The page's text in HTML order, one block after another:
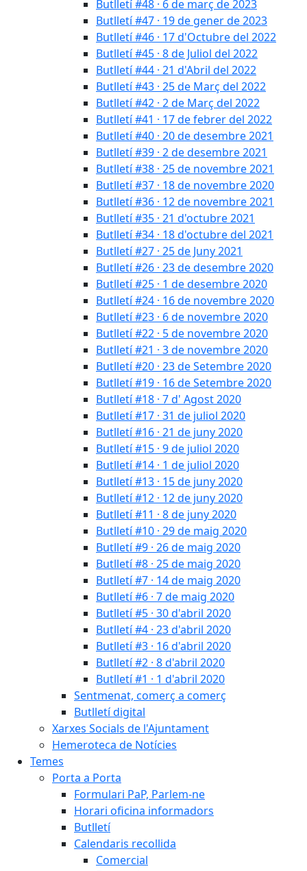
Butlletí #48 · 6 de març de 2023
Butlletí #47 · 19 de gener de 2023
Butlletí #46 · 17 d'Octubre del 2022
Butlletí #45 · 8 de Juliol del 2022
Butlletí #44 · 21 d'Abril del 2022
Butlletí #43 · 25 de Març del 2022
Butlletí #42 · 2 de Març del 2022
Butlletí #41 · 17 de febrer del 2022
Butlletí #40 · 20 de desembre 2021
Butlletí #39 · 2 de desembre 2021
Butlletí #38 · 25 de novembre 2021
Butlletí #37 · 18 de novembre 2020
Butlletí #36 · 12 de novembre 2021
Butlletí #35 · 21 d'octubre 2021
Butlletí #34 · 18 d'octubre del 2021
Butlletí #27 · 25 de Juny 2021
Butlletí #26 · 23 de desembre 2020
Butlletí #25 · 1 de desembre 2020
Butlletí #24 · 16 de novembre 2020
Butlletí #23 · 6 de novembre 2020
Butlletí #22 · 5 de novembre 2020
Butlletí #21 · 3 de novembre 2020
Butlletí #20 · 23 de Setembre 2020
Butlletí #19 · 16 de Setembre 2020
Butlletí #18 · 7 d' Agost 2020
Butlletí #17 · 31 de juliol 2020
Butlletí #16 · 21 de juny 2020
Butlletí #15 · 9 de juliol 2020
Butlletí #14 · 1 de juliol 2020
Butlletí #13 · 15 de juny 2020
Butlletí #12 · 12 de juny 2020
Butlletí #11 · 8 de juny 2020
Butlletí #10 · 29 de maig 2020
Butlletí #9 · 26 de maig 2020
Butlletí #8 · 25 de maig 2020
Butlletí #7 · 14 de maig 2020
Butlletí #6 · 7 de maig 2020
Butlletí #5 · 30 d'abril 2020
Butlletí #4 · 23 d'abril 2020
Butlletí #3 · 16 d'abril 2020
Butlletí #2 · 8 d'abril 2020
Butlletí #1 · 1 d'abril 2020
Sentmenat, comerç a comerç
Butlletí digital
Xarxes Socials de l'Ajuntament
Hemeroteca de Notícies
Temes
Porta a Porta
Formulari PaP, Parlem-ne
Horari oficina informadors
Butlletí
Calendaris recollida
Comercial